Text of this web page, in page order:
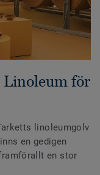
för
linoleumgolv
en gedigen
en stor